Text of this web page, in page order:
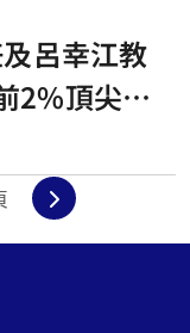
呂幸江教
2%頂尖科